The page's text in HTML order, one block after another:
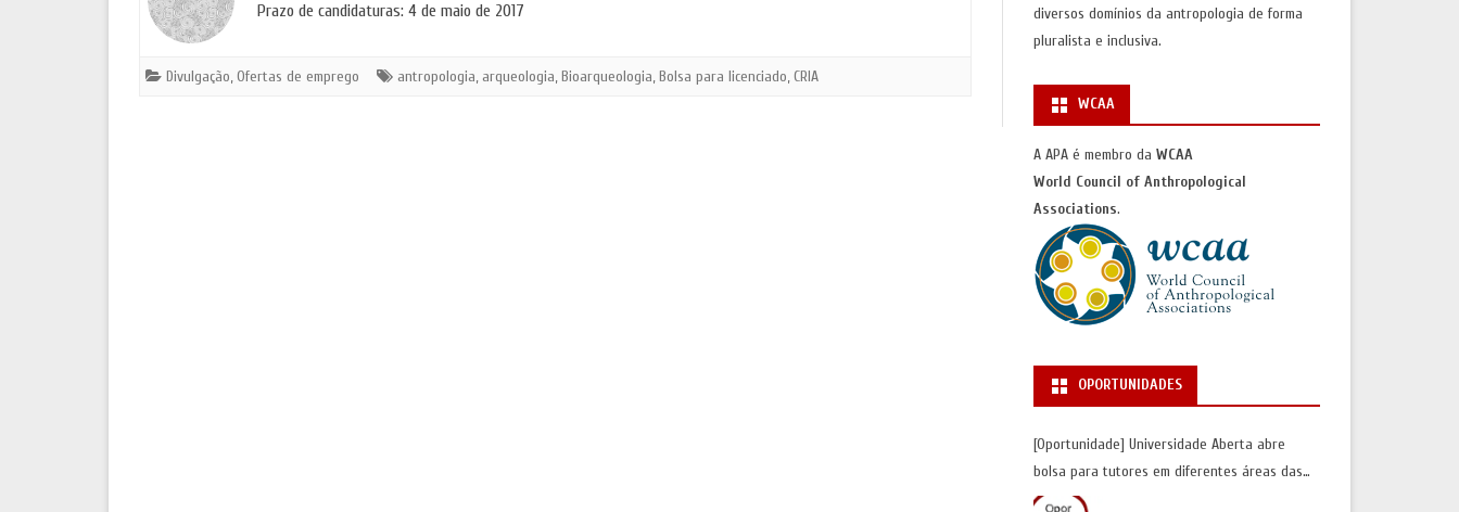
Prazo de candidaturas: 4 de maio de 2017
Divulgação,Ofertas de emprego antropologia, arqueologia,Bioarqueologia,Bolsa para licenciado,CRIA
diversos domínios da antropologia de forma
pluralista e inclusiva.
WCAA
A APA é membro da WCAA
World Council of Anthropological
Associations.
OPORTUNIDADES
[Oportunidade] Universidade Aberta abre
bolsa para tutores em diferentes áreas das
Ciências Sociais | Inscrições até 30 de junho